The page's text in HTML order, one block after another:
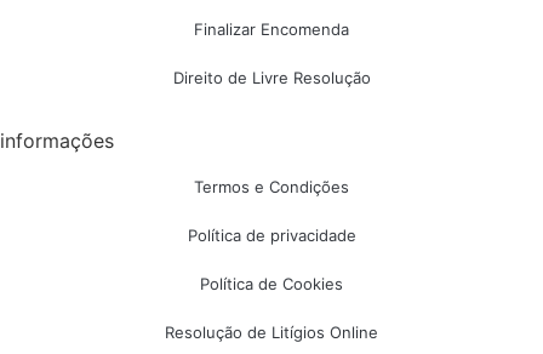
Finalizar Encomenda
Direito de Livre Resolução
informações
Termos e Condições
Política de privacidade
Política de Cookies
Resolução de Litígios Online